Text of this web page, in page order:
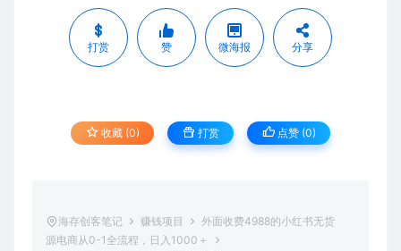
打赏 赞 微海报 分享
收藏 (0) 打赏 点赞 (0)
海存创客笔记 赚钱项目
外面收费4988的小红书无货
源电商从0-1全流程，日入1000＋